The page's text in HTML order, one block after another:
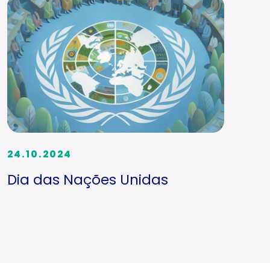
24.10.2024
Dia das Nações Unidas